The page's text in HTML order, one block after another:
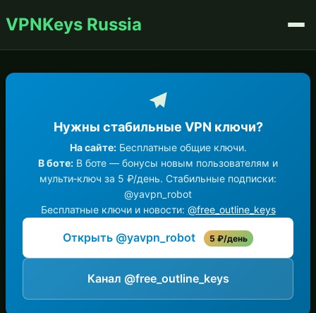
VPNKeys Russia
Нужны стабильные VPN ключи?
На сайте:Бесплатные общие ключи.
В боте: В боте — бонусы новым пользователям и
мульти‑ключ за 5 ₽/день. Стабильные подписки:
@yavpn_robot
Бесплатные ключи и новости: @free_outline_keys
Открыть @yavpn_robot 5 ₽/день
Канал @free_outline_keys